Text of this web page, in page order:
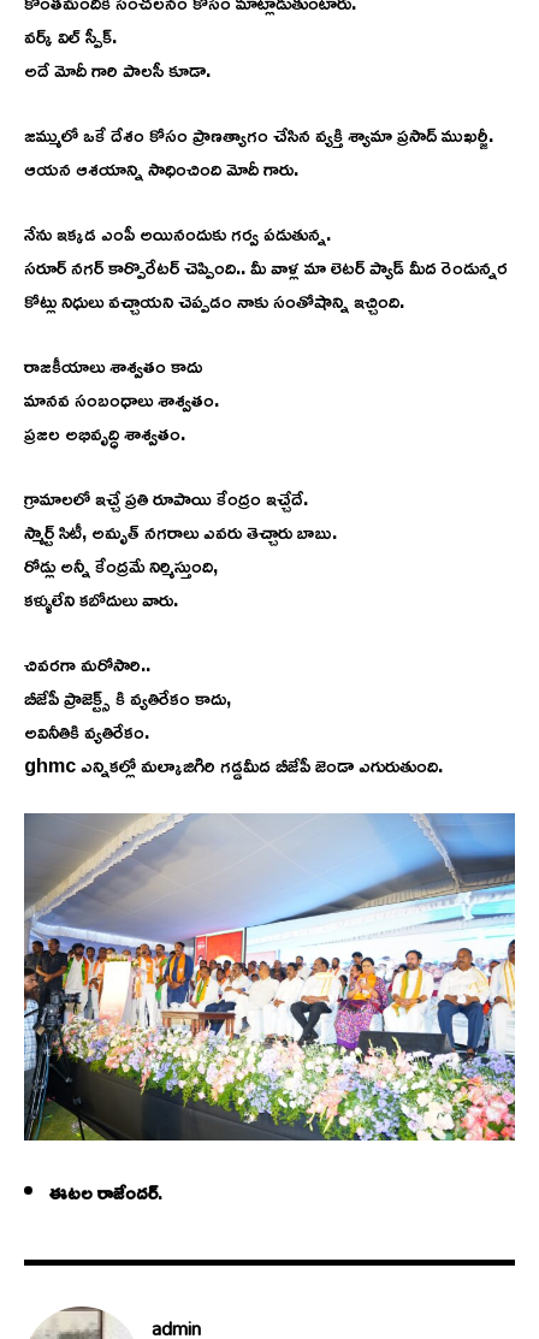
వర్క్ విల్ స్పీక్.
అదే మోదీ గారి పాలసీ కూడా.
జమ్ములో ఒకే దేశం కోసం ప్రాణత్యాగం చేసిన వ్యక్తి శ్యామా ప్రసాద్ ముఖర్జీ.
ఆయన ఆశయాన్ని సాధించింది మోదీ గారు.
నేను ఇక్కడ ఎంపీ అయినందుకు గర్వ పడుతున్న.
సరూర్ నగర్ కార్పొరేటర్ చెప్పింది.. మీ వాళ్ల మా లెటర్ ప్యాడ్ మీద రెండున్నర
కోట్లు నిధులు వచ్చాయని చెప్పడం నాకు సంతోషాన్ని ఇచ్చింది.
రాజకీయాలు శాశ్వతం కాదు
మానవ సంబంధాలు శాశ్వతం.
ప్రజల అభివృద్ధి శాశ్వతం.
గ్రామాలలో ఇచ్చే ప్రతి రూపాయి కేంద్రం ఇచ్చేదే.
స్మార్ట్ సిటీ, అమృత్ నగరాలు ఎవరు తెచ్చారు బాబు.
రోడ్లు అన్నీ కేంద్రమే నిర్మిస్తుంది,
కళ్ళులేని కబోదులు వారు.
చివరగా మరోసారి..
బీజేపీ ప్రాజెక్ట్స్ కి వ్యతిరేకం కాదు,
అవినీతికి వ్యతిరేకం.
ghmc ఎన్నికల్లో మల్కాజిగిరి గడ్డమీద బీజేపీ జెండా ఎగురుతుంది.
ఈటల రాజేందర్.
admin